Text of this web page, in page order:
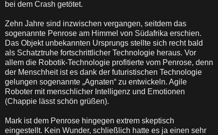
bei dem Crash getötet.
Zehn Jahre sind inzwischen vergangen, seitdem das
sogenannte Penrose am Himmel von Südafrika erschien.
Das Objekt unbekannten Ursprungs stellte sich recht bald
als Schatztruhe fortschrittlicher Technologie heraus. Vor
allem die Robotik-Technologie profitierte vom Penrose, denn
der Menschheit ist es dank der futuristischen Technologie
gelungen sogenannte „Agnaten“ zu entwickeln. Agile
Roboter mit menschlicher Intelligenz und Emotionen
(Chappie lässt schön grüßen).
Mark ist dem Penrose hingegen extrem skeptisch
eingestellt. Kein Wunder, schließlich hatte es ja einen sehr